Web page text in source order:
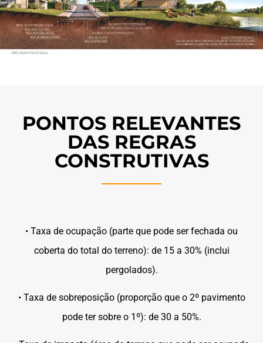
PONTOS RELEVANTES
DAS REGRAS
CONSTRUTIVAS
• Taxa de ocupação (parte que pode ser fechada ou
coberta do total do terreno): de 15 a 30% (inclui
pergolados).
• Taxa de sobreposição (proporção que o 2º pavimento
pode ter sobre o 1º): de 30 a 50%.